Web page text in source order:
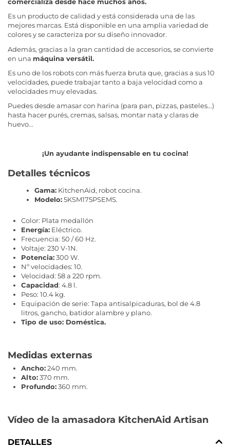
Es un producto de calidad y está considerada una de las
mejores marcas. Está disponible en una amplia variedad de
colores y se caracteriza por su diseño innovador.
Además, gracias a la gran cantidad de accesorios, se convierte
en una máquina versátil.
Es uno de los robots con más fuerza bruta que, gracias a sus 10
velocidades, puede trabajar tanto a baja velocidad como a
velocidades muy elevadas.
Puedes desde amasar con harina (para pan, pizzas, pasteles...)
hasta hacer purés, cremas, salsas, montar nata y claras de
huevo...
¡Un ayudante indispensable en tu cocina!
Detalles técnicos
Gama: KitchenAid, robot cocina.
Modelo:5KSM175PSEMS.
Color: Plata medallón
Energía: Eléctrico.
Frecuencia: 50 / 60 Hz.
Voltaje: 230 V-1N.
Potencia:300 W.
Nº velocidades: 10.
Velocidad: 58 a 220 rpm.
Capacidad: 4.8 l.
Peso: 10.4 kg.
Equipación de serie: Tapa antisalpicaduras, bol de 4.8
litros, gancho, batidor alambre y plano.
Tipo de uso: Doméstica.
Medidas externas
Ancho:240 mm.
Alto:370 mm.
Profundo:360 mm.
Vídeo de la amasadora KitchenAid Artisan
DETALLES